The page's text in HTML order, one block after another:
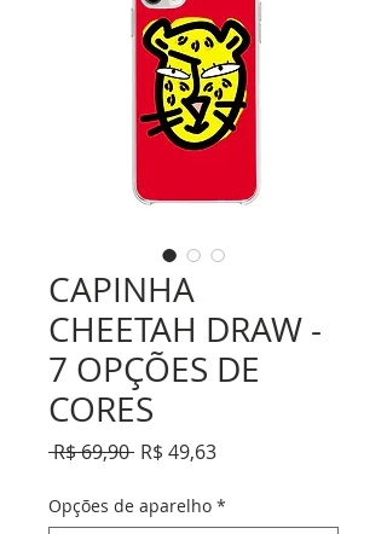
CAPINHA
CHEETAH DRAW -
7 OPÇÕES DE
CORES
R$ 69,90 Preço
R$ 49,63Preço
Opções de aparelho *